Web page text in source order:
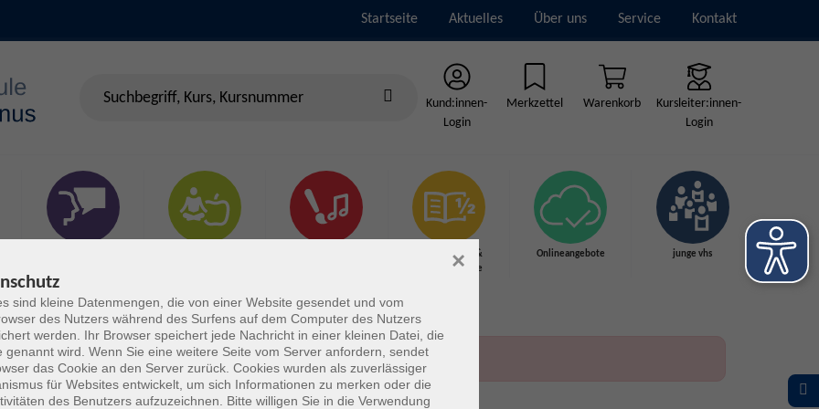
Startseite Aktuelles Über uns Service Kontakt
Kund:innen-
Login
Merkzettel Warenkorb
Kursleiter:innen-
Login
Grundbildung &
Schulabschlüsse
Onlineangebote junge vhs
sind kleine Datenmengen, die von einer Website gesendet und vom
des Nutzers während des Surfens auf dem Computer des Nutzers
werden. Ihr Browser speichert jede Nachricht in einer kleinen Datei, die
genannt wird. Wenn Sie eine weitere Seite vom Server anfordern, sendet
das Cookie an den Server zurück. Cookies wurden als zuverlässiger
für Websites entwickelt, um sich Informationen zu merken oder die
des Benutzers aufzuzeichnen. Bitte willigen Sie in die Verwendung
×